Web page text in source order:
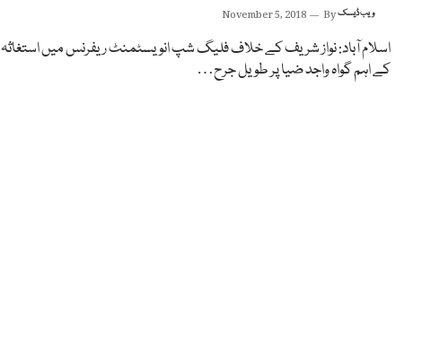
November 5, 2018 Byویب ڈیسک
اسلام آباد: نواز شریف کے خلاف فلیگ شپ انویسٹمنٹ ریفرنس میں استغاثہ
کے اہم گواہ واجد ضیا پر طویل جرح…